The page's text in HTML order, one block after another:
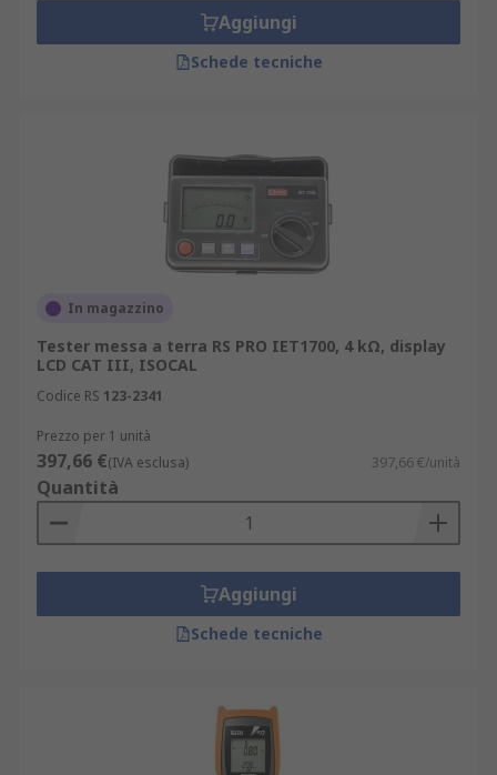
Aggiungi
Schede tecniche
In magazzino
Tester messa a terra RS PRO IET1700, 4 kΩ, display
LCD CAT III, ISOCAL
Codice RS 123-2341
Prezzo per 1 unità
397,66 €(IVA esclusa) 397,66 €/unità
Quantità
Aggiungi
Schede tecniche